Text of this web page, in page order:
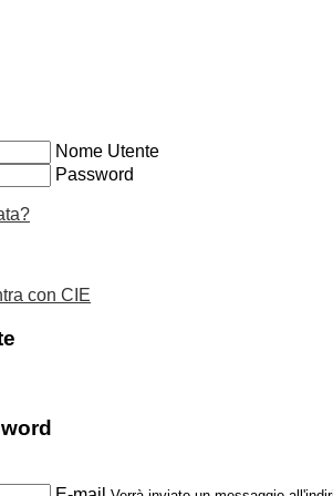
Nome Utente
Password
con CIE